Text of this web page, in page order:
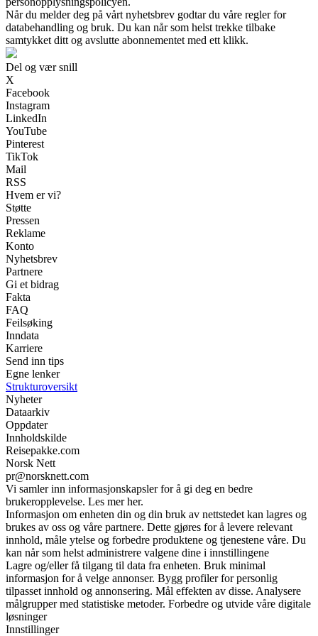
Når du melder deg på vårt nyhetsbrev godtar du våre regler for
databehandling og bruk. Du kan når som helst trekke tilbake
samtykket ditt og avslutte abonnementet med ett klikk.
Del og vær snill
X
Facebook
Instagram
LinkedIn
YouTube
Pinterest
TikTok
Mail
RSS
Hvem er vi?
Støtte
Pressen
Reklame
Konto
Nyhetsbrev
Partnere
Gi et bidrag
Fakta
FAQ
Feilsøking
Inndata
Karriere
Send inn tips
Egne lenker
Strukturoversikt
Nyheter
Dataarkiv
Oppdater
Innholdskilde
Reisepakke.com
Norsk Nett
pr@norsknett.com
Vi samler inn informasjonskapsler for å gi deg en bedre
brukeropplevelse. Les mer her.
Informasjon om enheten din og din bruk av nettstedet kan lagres og
brukes av oss og våre partnere. Dette gjøres for å levere relevant
innhold, måle ytelse og forbedre produktene og tjenestene våre. Du
kan når som helst administrere valgene dine i innstillingene
Lagre og/eller få tilgang til data fra enheten. Bruk minimal
informasjon for å velge annonser. Bygg profiler for personlig
tilpasset innhold og annonsering. Mål effekten av disse. Analysere
målgrupper med statistiske metoder. Forbedre og utvide våre digitale
løsninger
Innstillinger